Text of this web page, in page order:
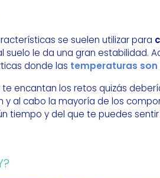
se suelen utilizar para
suelo le da una gran estabilidad.
donde las temperaturas
encantan los retos quizás
y al cabo la mayoría de los
tiempo y del que te puedes